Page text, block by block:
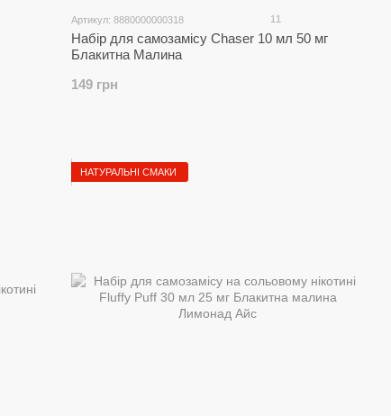
Артикул: 8880000000318 11
Набір для самозамісу Chaser 10 мл 50 мг
Блакитна Малина
149 грн
НАТУРАЛЬНІ СМАКИ